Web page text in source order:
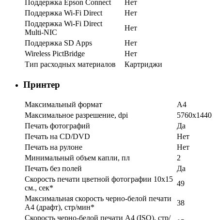
Поддержка Epson Connect
Нет
Поддержка Wi-Fi Direct
Нет
Поддержка Wi-Fi Direct
Multi-NIC
Нет
Поддержка SD Apps
Нет
Wireless PictBridge
Нет
Тип расходных материалов
Картриджи
Принтер
Максимальный формат
A4
Максимальное разрешение, dpi
5760x1440
Печать фотографий
Да
Печать на CD/DVD
Нет
Печать на рулоне
Нет
Минимальный объем капли, пл
2
Печать без полей
Да
Скорость печати цветной фотографии 10x15
см., сек*
49
Максимальная скорость черно-белой печати
A4 (драфт), стр/мин*
38
Скорость черно-белой печати A4 (ISO), стр/